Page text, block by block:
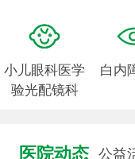
小儿眼科医学
验光配镜科
白内
医院动态 公益